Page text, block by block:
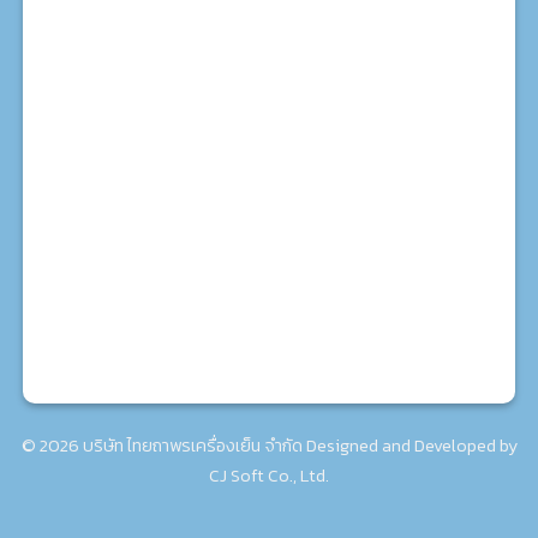
© 2026 บริษัท ไทยถาพรเครื่องเย็น จำกัด Designed and Developed by
CJ Soft Co., Ltd.